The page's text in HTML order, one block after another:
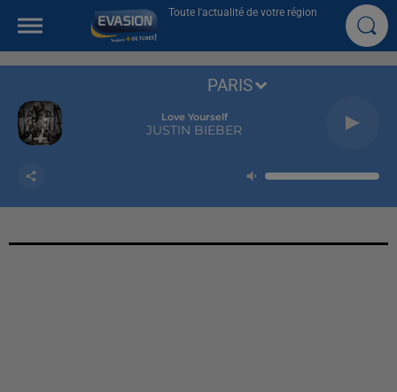
Toute l'actualité de votre région
Love Yourself
JUSTIN BIEBER
PARIS